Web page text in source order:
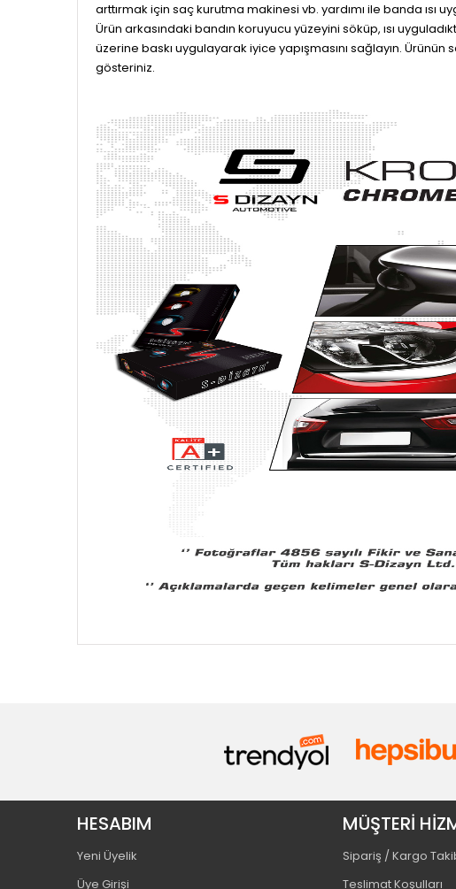
arttırmak için saç kurutma makinesi vb. yardımı ile banda ısı
Ürün arkasındaki bandın koruyucu yüzeyini söküp, ısı
üzerine baskı uygulayarak iyice yapışmasını sağlayın.
gösteriniz.
HESABIM
Yeni Üyelik
Üye Girişi
MÜŞTERİ
Sipariş / Kargo
Teslimat Koşulları